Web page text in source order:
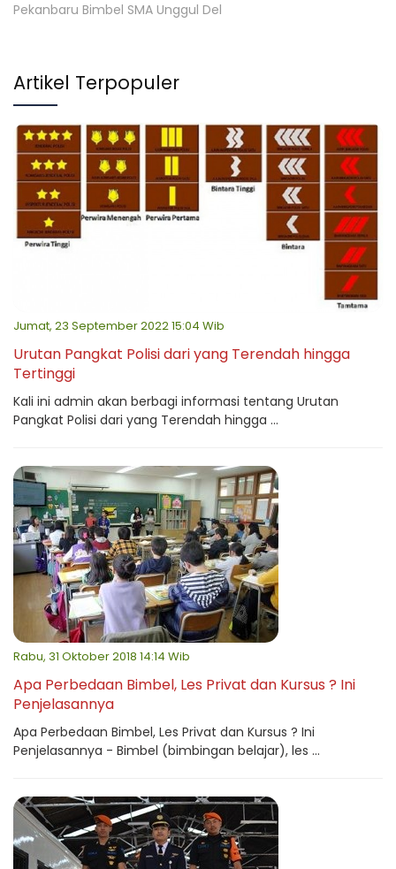
Pekanbaru Bimbel SMA Unggul Del
Artikel Terpopuler
Jumat, 23 September 2022 15:04 Wib
Urutan Pangkat Polisi dari yang Terendah hingga
Tertinggi
Kali ini admin akan berbagi informasi tentang Urutan
Pangkat Polisi dari yang Terendah hingga ...
Rabu, 31 Oktober 2018 14:14 Wib
Apa Perbedaan Bimbel, Les Privat dan Kursus ? Ini
Penjelasannya
Apa Perbedaan Bimbel, Les Privat dan Kursus ? Ini
Penjelasannya - Bimbel (bimbingan belajar), les ...